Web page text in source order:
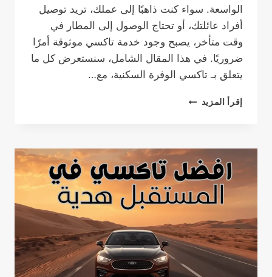
الواسعة. سواء كنت ذاهبًا إلى عملك، تريد توصيل
أفراد عائلتك، أو تحتاج الوصول إلى المطار في
وقت متأخر، يصبح وجود خدمة تاكسي موثوقة أمرًا
ضروريًا. في هذا المقال الشامل، سنستعرض كل ما
يتعلق بـ تاكسي الوفرة السكنية، مع…
إقرأ المزيد تاكسي
أفضل
خدمة
تاكسي
الطلب
الوفرة
24
ساعة